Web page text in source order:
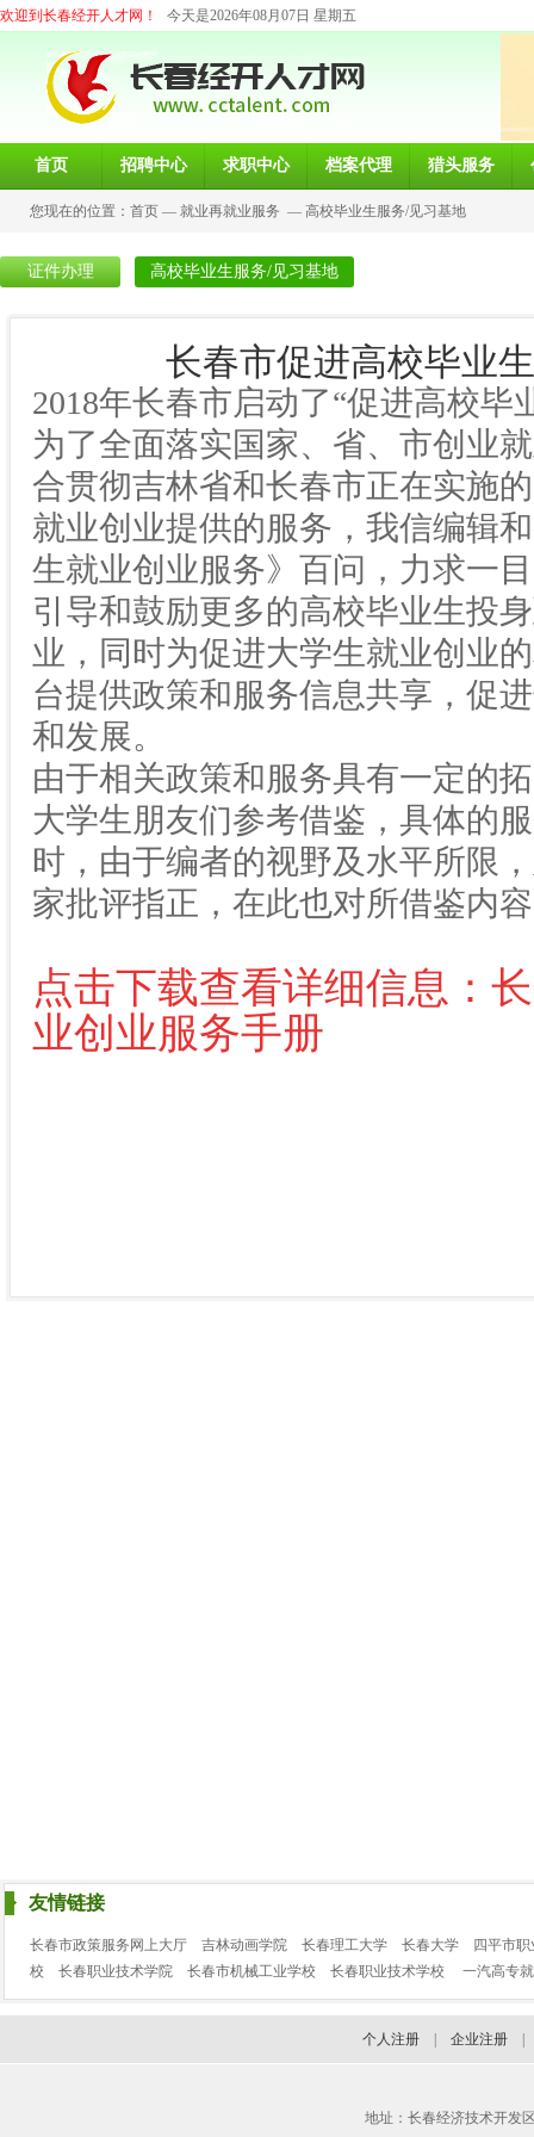
欢迎到长春经开人才网！ 今天是2026年08月07日 星期五
首页 招聘中心 求职中心 档案代理 猎头服务
您现在的位置： 首页 — 就业再就业服务 — 高校毕业生服务/见习基地
证件办理 高校毕业生服务/见习基地
长春市促进高校毕业
2018年长春市启动了“促进高校
为了全面落实国家、省、市创业
合贯彻吉林省和长春市正在实施
就业创业提供的服务，我信编辑
生就业创业服务》百问，力求一
引导和鼓励更多的高校毕业生投
业，同时为促进大学生就业创业
台提供政策和服务信息共享，促
和发展。
由于相关政策和服务具有一定的
大学生朋友们参考借鉴，具体的
时，由于编者的视野及水平所限
家批评指正，在此也对所借鉴内
点击下载查看详细信息：
业创业服务手册
友情链接
长春市政策服务网上大厅 吉林动画学院 长春理工大学 长春大学
四平市
校
长春职业技术学院 长春市机械工业学校 长春职业技术学校 一汽高专
个人注册 企业注册
地址：长春经济技术开发